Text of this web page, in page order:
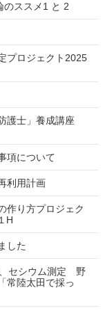
のススメ1 と 2
プロジェクト2025
護士」養成講座
項について
利用計画
作り方プロジェク
H
した
、セシウム測定 野
常陸太田で採っ